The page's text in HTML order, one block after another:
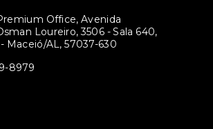
Office, Avenida
Loureiro, 3506 - Sala 640,
Maceió/AL, 57037-630
8979